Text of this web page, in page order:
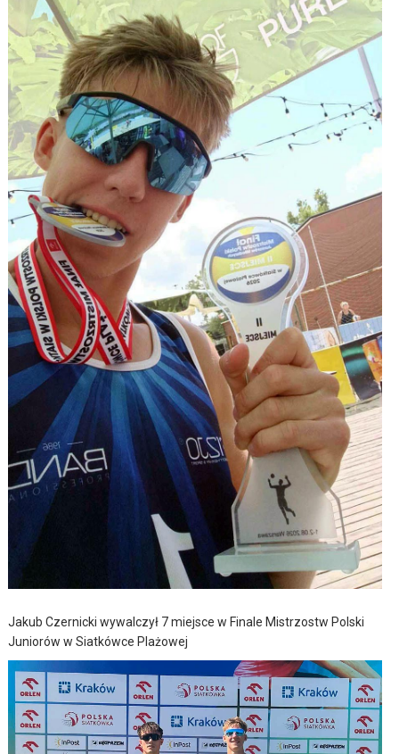
Jakub Czernicki wywalczył 7 miejsce w Finale Mistrzostw Polski
Juniorów w Siatkówce Plażowej